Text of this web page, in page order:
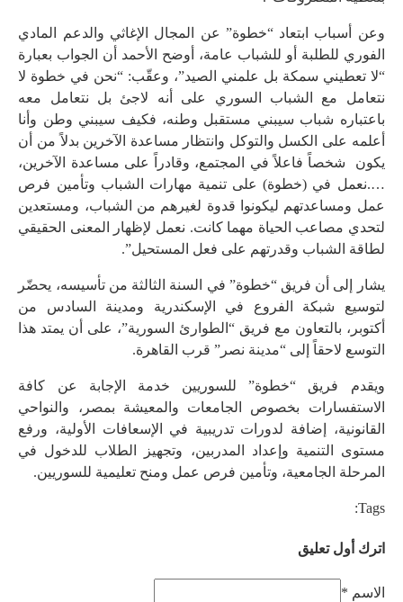
وعن أسباب ابتعاد “خطوة” عن المجال الإغاثي والدعم المادي
الفوري للطلبة أو للشباب عامة، أوضح الأحمد أن الجواب بعبارة
“لا تعطيني سمكة بل علمني الصيد”، وعقّب: “نحن في خطوة لا
نتعامل مع الشباب السوري على أنه لاجئ بل نتعامل معه
باعتباره شباب سيبني مستقبل وطنه، فكيف سيبني وطن وأنا
أعلمه على الكسل والتوكل وانتظار مساعدة الآخرين بدلاً من أن
يكون شخصاً فاعلاً في المجتمع، وقادراً على مساعدة الآخرين،
….نعمل في (خطوة) على تنمية مهارات الشباب وتأمين فرص
عمل ومساعدتهم ليكونوا قدوة لغيرهم من الشباب، ومستعدين
لتحدي مصاعب الحياة مهما كانت. نعمل لإظهار المعنى الحقيقي
لطاقة الشباب وقدرتهم على فعل المستحيل”.
يشار إلى أن فريق “خطوة” في السنة الثالثة من تأسيسه، يحضّر
لتوسيع شبكة الفروع في الإسكندرية ومدينة السادس من
أكتوبر، بالتعاون مع فريق “الطوارئ السورية”، على أن يمتد هذا
التوسع لاحقاً إلى “مدينة نصر” قرب القاهرة.
ويقدم فريق “خطوة” للسوريين خدمة الإجابة عن كافة
الاستفسارات بخصوص الجامعات والمعيشة بمصر، والنواحي
القانونية، إضافة لدورات تدريبية في الإسعافات الأولية، ورفع
مستوى التنمية وإعداد المدربين، وتجهيز الطلاب للدخول في
المرحلة الجامعية، وتأمين فرص عمل ومنح تعليمية للسوريين.
Tags:
اترك أول تعليق
الاسم *